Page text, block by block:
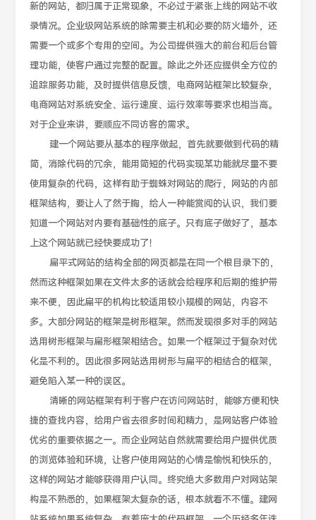
新的网站，都归属于正常现象，不必过于紧张上线的网站不收
录情况。企业级网站系统的除需要主机和必要的防火墙外，还
需要一个或多个专用的空间。为公司提供强大的前台和后台管
理功能，使客户通过完整的配置。除此之外还应提供全方位的
追踪服务功能，及时提供信息反馈，电商网站框架比较复杂，
电商网站对系统安全、运行速度、运行效率等要求也相当高。
对于企业来讲，要顺应不同访客的需求。
建一个网站要从基本的程序做起，首先就要做到代码的精
简，消除代码的冗余，能用简短的代码实现某功能就尽量不要
使用复杂的代码，这样有助于蜘蛛对网站的爬行，网站的内部
框架结构，要让人了然于胸，给人一种能赏阅的认识，我们要
知道一个网站对内要有基础性的底子。只有底子做好了，基本
上这个网站就已经快要成功了！
扁平式网站的结构全部的网页都是在同一个根目录下的，
然而这种框架如果在文件太多的话就会给程序和后期的维护带
来不便，因此扁平的机构比较适用较小规模的网站，内容不
多。大部分网站的框架是树形框架。然而发现很多对手的网站
选用树形框架与扁形框架相结合。如果一个框架过于复杂对优
化是不利的。因此很多网站选用树形与扁平的相结合的框架，
避免陷入某一种的误区。
清晰的网站框架有利于客户在访问网站时，能够方便和快
捷的查找内容，给用户省去很多时间和精力，是网站客户体验
优劣的重要依据之一。而企业网站自然就需要给用户提供优质
的浏览体验和环境，让客户使用网站的心情是愉悦和快乐的，
这样的网站才能够获得用户认同。终究绝大多数用户对网站架
构是不熟悉的，如果框架太复杂的话，根本就看不不懂。建网